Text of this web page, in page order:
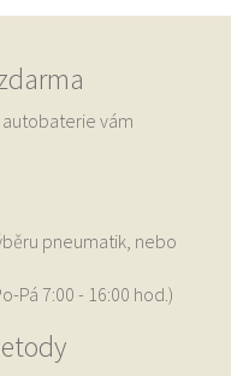
vám
pneumatik, nebo
Pá 7:00 - 16:00 hod.)